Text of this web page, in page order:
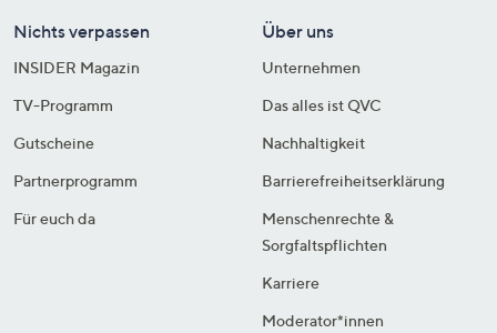
Nichts verpassen
INSIDER Magazin
TV-Programm
Gutscheine
Partnerprogramm
Für euch da
Über uns
Unternehmen
Das alles ist QVC
Nachhaltigkeit
Barrierefreiheitserklärung
Menschenrechte &
Sorgfaltspflichten
Karriere
Moderator*innen